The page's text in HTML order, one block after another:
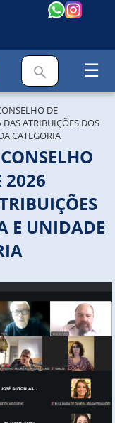
☰
DE
DAS ATRIBUIÇÕES DOS
CATEGORIA
2026
E UNIDADE